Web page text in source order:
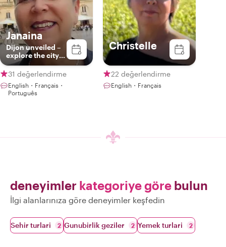
Janaina
Dijon unveiled –
explore the city
with a passionate
guide
31 değerlendirme
English・Français・
Português
Christelle
22 değerlendirme
English・Français
deneyimler kategoriye göre bulun
İlgi alanlarınıza göre deneyimler keşfedin
Sehir turlari 2 Gunubirlik geziler 2 Yemek turlari 2